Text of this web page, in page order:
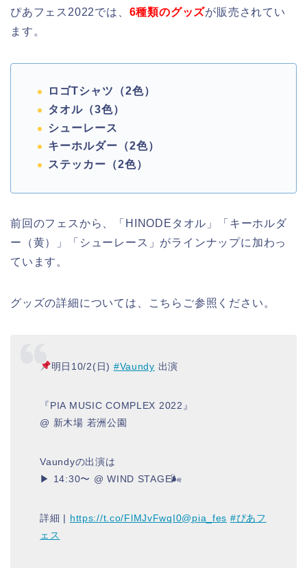
ぴあフェス2022では、 6種類のグッズが販売されてい
ます。
ロゴTシャツ（2色）
タオル（3色）
シューレース
キーホルダー（2色）
ステッカー（2色）
前回のフェスから、「HINODEタオル」「キーホルダ
ー（黄）」「シューレース」がラインナップに加わっ
ています。
グッズの詳細については、こちらご参照ください。
明日10/2(日) #Vaundy 出演
『PIA MUSIC COMPLEX 2022』
@ 新木場 若洲公園
Vaundyの出演は
▶︎ 14:30〜 @ WIND STAGE🌬
詳細 | https://t.co/FlMJvFwqI0@pia_fes #ぴあフ
ェス